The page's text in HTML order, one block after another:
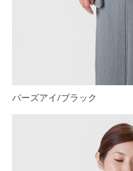
バーズアイ/ブラック